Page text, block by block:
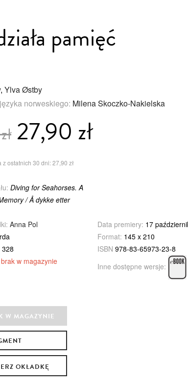
pamięć
, Ylva Østby
norweskiego: Milena Skoczko-Nakielska
27,90 zł
ostatnich 30 dni: 27,90 zł
Diving for Seahorses. A
/ Å dykke etter
Anna Pol Data premiery: 17
Format: 145 x 210
328 ISBN 978-83-65973-23-8
brak w magazynie
Inne dostępne wersje:
W MAGAZYNIE
OKŁADKĘ